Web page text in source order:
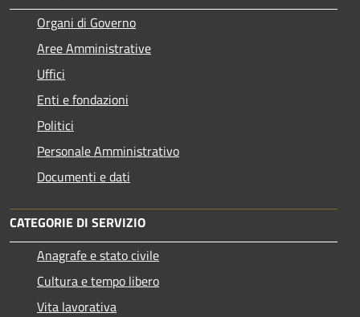
Organi di Governo
Aree Amministrative
Uffici
Enti e fondazioni
Politici
Personale Amministrativo
Documenti e dati
CATEGORIE DI SERVIZIO
Anagrafe e stato civile
Cultura e tempo libero
Vita lavorativa